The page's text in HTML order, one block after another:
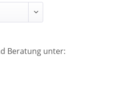
Beratung unter: